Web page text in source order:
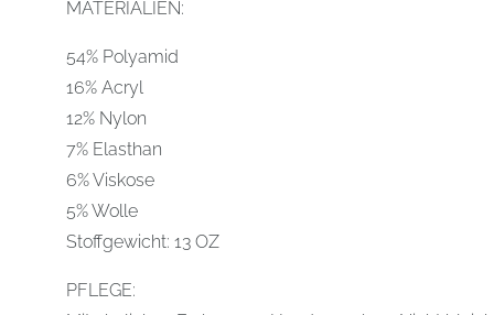
MATERIALIEN:
54% Polyamid
16% Acryl
12% Nylon
7% Elasthan
6% Viskose
5% Wolle
Stoffgewicht: 13 OZ
PFLEGE: